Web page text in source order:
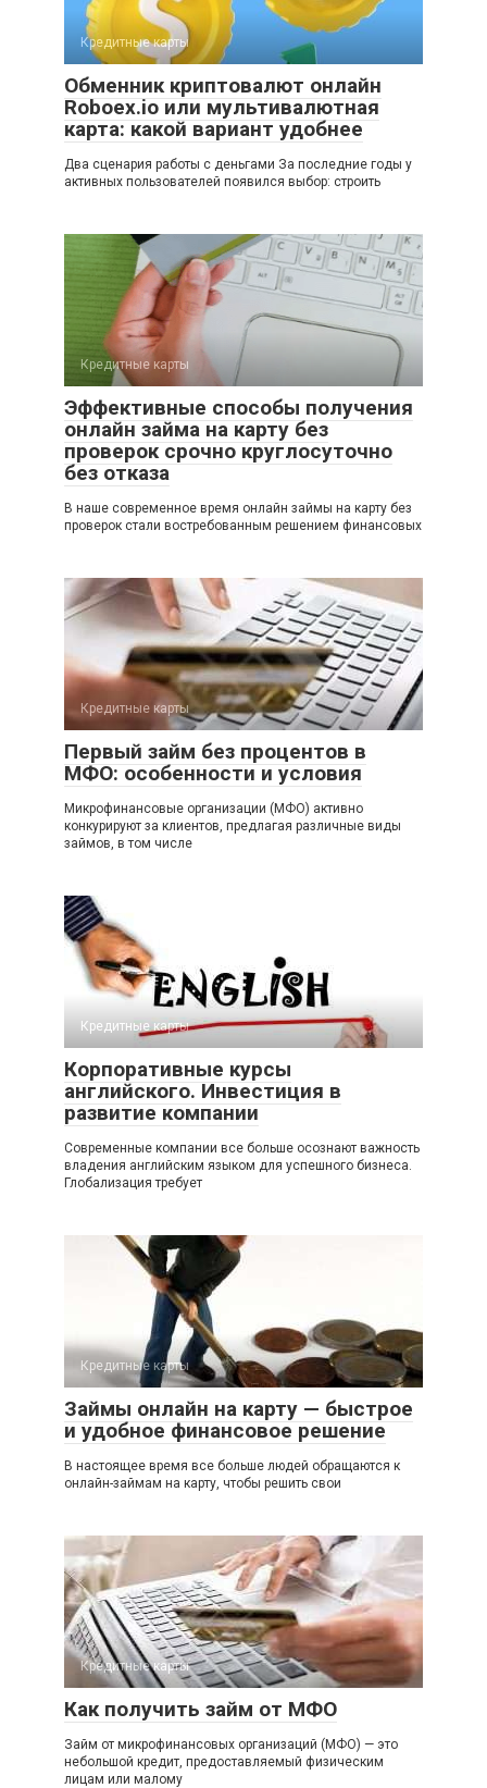
Кредитные карты
Обменник криптовалют онлайн
Roboex.io или мультивалютная
карта: какой вариант удобнее
Два сценария работы с деньгами За последние годы у
активных пользователей появился выбор: строить
Кредитные карты
Эффективные способы получения
онлайн займа на карту без
проверок срочно круглосуточно
без отказа
В наше современное время онлайн займы на карту без
проверок стали востребованным решением финансовых
Кредитные карты
Первый займ без процентов в
МФО: особенности и условия
Микрофинансовые организации (МФО) активно
конкурируют за клиентов, предлагая различные виды
займов, в том числе
Кредитные карты
Корпоративные курсы
английского. Инвестиция в
развитие компании
Современные компании все больше осознают важность
владения английским языком для успешного бизнеса.
Глобализация требует
Кредитные карты
Займы онлайн на карту — быстрое
и удобное финансовое решение
В настоящее время все больше людей обращаются к
онлайн-займам на карту, чтобы решить свои
Кредитные карты
Как получить займ от МФО
Займ от микрофинансовых организаций (МФО) — это
небольшой кредит, предоставляемый физическим
лицам или малому